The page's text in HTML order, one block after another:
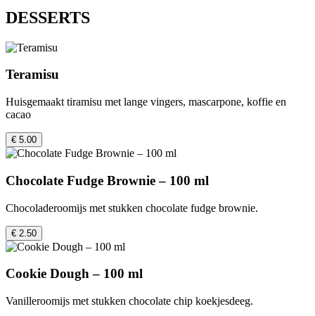
DESSERTS
Teramisu
Huisgemaakt tiramisu met lange vingers, mascarpone, koffie en
cacao
€ 5.00
Chocolate Fudge Brownie – 100 ml
Chocoladeroomijs met stukken chocolate fudge brownie.
€ 2.50
Cookie Dough – 100 ml
Vanilleroomijs met stukken chocolate chip koekjesdeeg.